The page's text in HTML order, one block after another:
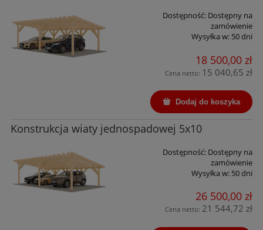
Dostępność: Dostępny na
zamówienie
Wysyłka w: 50 dni
18 500,00 zł
Cena netto: 15 040,65 zł
Dodaj do koszyka
Konstrukcja wiaty jednospadowej 5x10
Dostępność: Dostępny na
zamówienie
Wysyłka w: 50 dni
26 500,00 zł
Cena netto: 21 544,72 zł